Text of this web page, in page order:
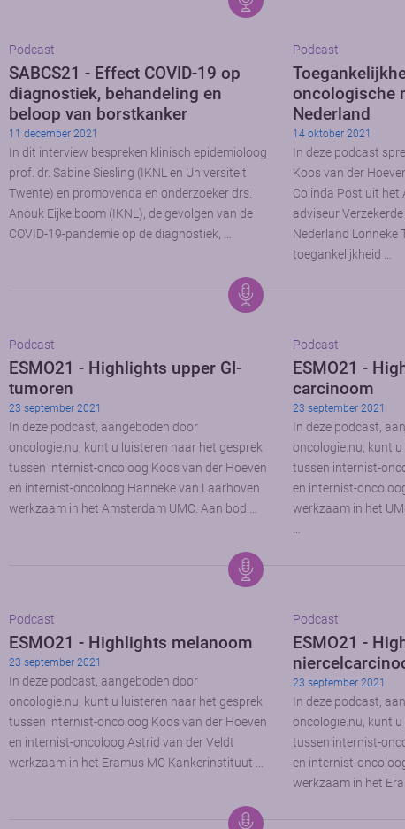
Podcast
SABCS21 - Effect COVID-19 op
diagnostiek, behandeling en
beloop van borstkanker
11 december 2021
In dit interview bespreken klinisch epidemioloog
prof. dr. Sabine Siesling (IKNL en Universiteit
Twente) en promovenda en onderzoeker drs.
Anouk Eijkelboom (IKNL), de gevolgen van de
COVID-19-pandemie op de diagnostiek, …
Podcast
oncologische
Nederland
14 oktober 2021
In deze podcast
Koos van der
Colinda Post uit het
adviseur
Nederland Lonneke
toegankelijkheid …
Podcast
ESMO21 - Highlights upper GI-
tumoren
23 september 2021
In deze podcast, aangeboden door
oncologie.nu, kunt u luisteren naar het gesprek
tussen internist-oncoloog Koos van der Hoeven
en internist-oncoloog Hanneke van Laarhoven
werkzaam in het Amsterdam UMC. Aan bod …
Podcast
ESMO21 -
carcinoom
23 september 2021
In deze podcast,
oncologie.nu, kunt
tussen internist-
en internist-
werkzaam in het
…
Podcast
ESMO21 - Highlights melanoom
23 september 2021
In deze podcast, aangeboden door
oncologie.nu, kunt u luisteren naar het gesprek
tussen internist-oncoloog Koos van der Hoeven
en internist-oncoloog Astrid van der Veldt
werkzaam in het Eramus MC Kankerinstituut …
Podcast
ESMO21 -
23 september 2021
In deze podcast,
oncologie.nu, kunt
tussen internist-
en internist-
werkzaam in het